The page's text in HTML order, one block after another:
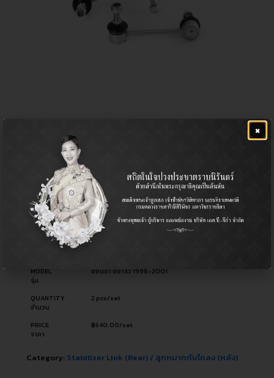
540.00
รหัสสินค้า ซีร่า
CL-6225L
OEM NO.
รหัสอะไหล่ผู้ผลิต
52320-S10-000
52321-S10-000
PART TYPE
ประเภทอะไหล่
Stabilizer Link (Rear) / ลูกหมากกันโคลง (หลัง)
USED FOR
Honda ฮอนด้า
MODEL
รุ่น
ฮอนด้า ซีอาร์วี 1996-2001
QUANTITY
จำนวน
2 pcs/set
PRICE
ราคา
฿540.00/set
Category: Stabilizer Link (Rear) / ลูกหมากกันโคลง (หลัง)
×